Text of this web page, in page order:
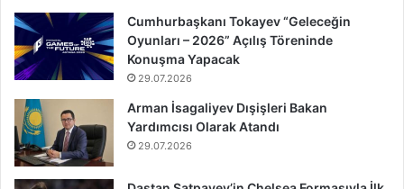
Cumhurbaşkanı Tokayev “Geleceğin
Oyunları – 2026” Açılış Töreninde
Konuşma Yapacak
29.07.2026
Arman İsagaliyev Dışişleri Bakan
Yardımcısı Olarak Atandı
29.07.2026